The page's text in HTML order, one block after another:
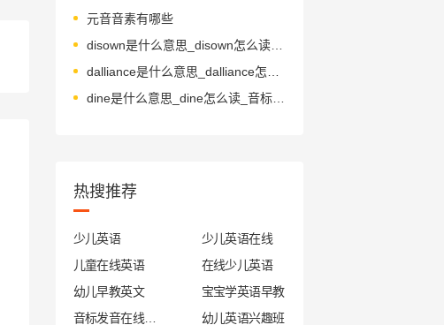
元音音素有哪些
disown是什么意思_disown怎么读_音标dɪs'əʊn
dine是什么意思_dine怎么读_音标daɪn
热搜推荐
少儿英语
少儿英语在线
儿童在线英语
在线少儿英语
幼儿早教英文
宝宝学英语早教
幼儿英语兴趣班